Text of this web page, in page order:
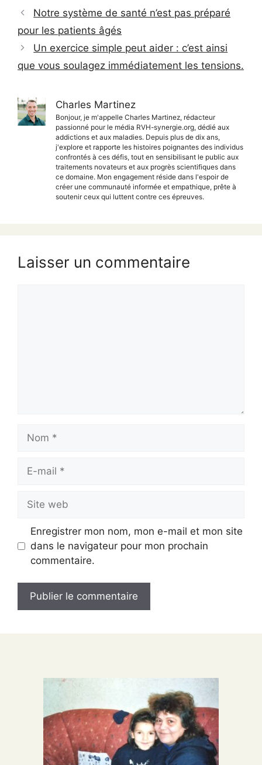
Notre système de santé n’est pas préparé
pour les patients âgés
Un exercice simple peut aider : c’est ainsi
que vous soulagez immédiatement les tensions.
Charles Martinez
Bonjour, je m'appelle Charles Martinez, rédacteur
passionné pour le média RVH-synergie.org, dédié aux
addictions et aux maladies. Depuis plus de dix ans,
j'explore et rapporte les histoires poignantes des individus
confrontés à ces défis, tout en sensibilisant le public aux
traitements novateurs et aux progrès scientifiques dans
ce domaine. Mon engagement réside dans l'espoir de
créer une communauté informée et empathique, prête à
soutenir ceux qui luttent contre ces épreuves.
Laisser un commentaire
mail
web
Enregistrer mon nom, mon e-mail et mon site
dans le navigateur pour mon prochain
commentaire.